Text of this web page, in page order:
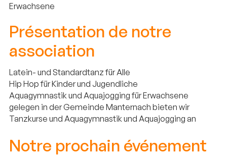
Erwachsene
Présentation de notre
association
Latein- und Standardtanz für Alle
Hip Hop für Kinder und Jugendliche
Aquagymnastik und Aquajogging für Erwachsene
gelegen in der Gemeinde Manternach bieten wir
Tanzkurse und Aquagymnastik und Aquajogging an
Notre prochain événement